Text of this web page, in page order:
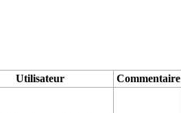
Utilisateur Commentaire